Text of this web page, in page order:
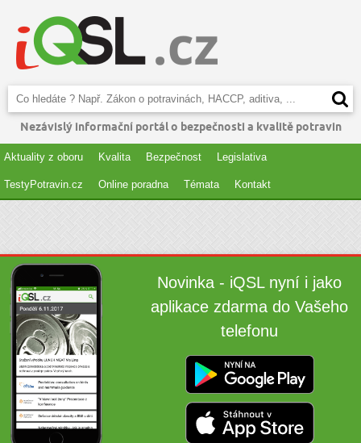
Nezávislý informační portál o bezpečnosti a kvalitě potravin
Aktuality z oboru Kvalita Bezpečnost Legislativa
TestyPotravin.cz Online poradna Témata Kontakt
Novinka - iQSL nyní i jako
aplikace zdarma do Vašeho
telefonu